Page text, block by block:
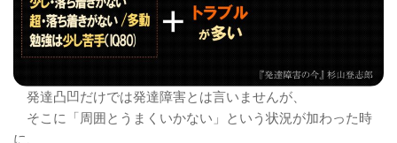
発達凸凹だけでは発達障害とは言いませんが、
そこに「周囲とうまくいかない」という状況が加わった時